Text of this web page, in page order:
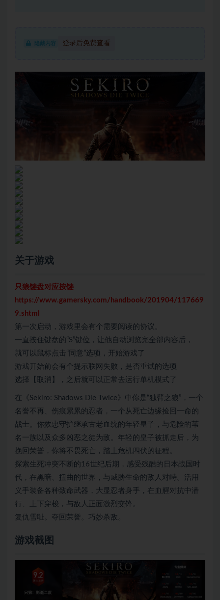
隐藏内容 登录后免费查看
关于游戏
只狼键盘对应按键
https://www.gamersky.com/handbook/201904/117669
9.shtml
第一次启动，游戏里会有个需要阅读的协议。
一直按住键盘的“S”键位，让他自动浏览完全部内容后，
就可以鼠标点击“同意”选项，开始游戏了
游戏开始前会有个提示联网失败，是否重试的选项
选择【取消】，之后就可以正常去运行单机模式了
在《Sekiro: Shadows Die Twice》中你是“独臂之狼”，一个
名誉不再、伤痕累累的忍者，一个从死亡边缘捡回一命的
战士。你效忠守护继承古老血统的年轻皇子，与危险的苇
名一族以及众多凶恶之徒为敌。年轻的皇子被抓走后，为
挽回荣誉，你将不畏死亡，踏上危机四伏的征程。
探索生死冲突不断的16世纪后期，感受残酷的日本战国时
代，在黑暗、扭曲的世界，与威胁生命的敌人对峙。活用
义手装备各种致命武器，大显忍者身手，在血腥对抗中潜
行、上下穿梭，与敌人正面激烈交锋。
复仇雪耻。夺回荣誉。巧妙杀敌。
游戏截图